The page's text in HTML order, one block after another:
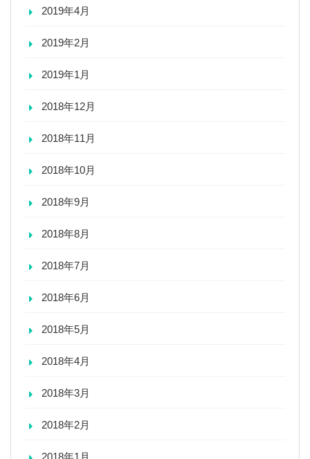
2019年4月
2019年2月
2019年1月
2018年12月
2018年11月
2018年10月
2018年9月
2018年8月
2018年7月
2018年6月
2018年5月
2018年4月
2018年3月
2018年2月
2018年1月